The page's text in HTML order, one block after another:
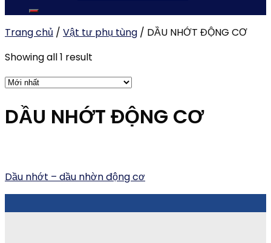
Trang chủ / Vật tư phụ tùng / DẦU NHỚT ĐỘNG CƠ
Showing all 1 result
DẦU NHỚT ĐỘNG CƠ
Dầu nhớt – dầu nhờn động cơ